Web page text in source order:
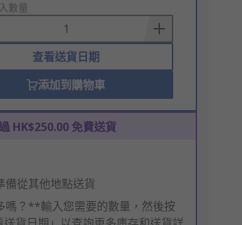
數量
查看送貨日期
添加到購物車
HK$250.00 免費送貨
備從其他地點送貨
嗎？**輸入您需要的數量，然後按